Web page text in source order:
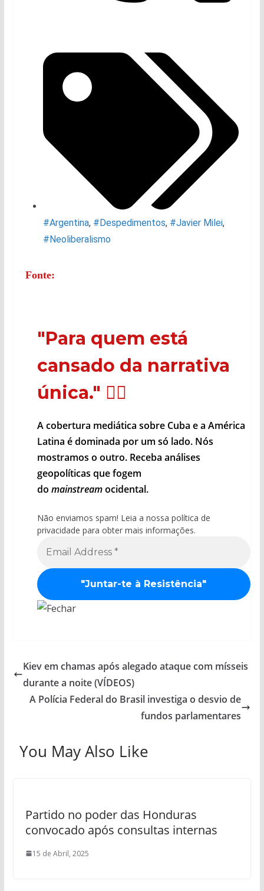
#Argentina, #Despedimentos, #Javier Milei,
#Neoliberalismo
Fonte:
"Para quem está
cansado da narrativa
única." 🕵️‍♂️
A cobertura mediática sobre Cuba e a América
Latina é dominada por um só lado. Nós
mostramos o outro. Receba análises
geopolíticas que fogem
do mainstreamocidental.
Não enviamos spam! Leia a nossa política de
privacidade para obter mais informações.
Kiev em chamas após alegado ataque com mísseis
durante a noite (VÍDEOS)
A Polícia Federal do Brasil investiga o desvio de
fundos parlamentares
You May Also Like
Partido no poder das Honduras
convocado após consultas internas
15 de Abril, 2025